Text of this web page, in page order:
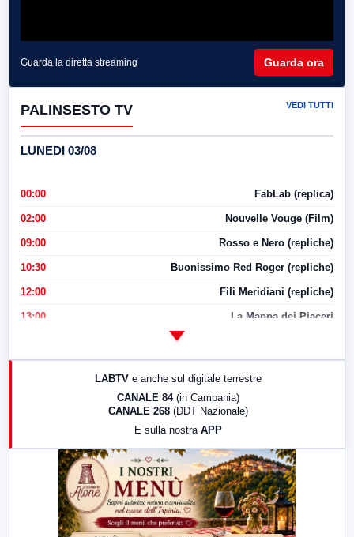
Guarda la diretta streaming Guarda ora
PALINSESTO TV VEDI TUTTI
LUNEDI 03/08
00:00 FabLab (replica)
02:00 Nouvelle Vouge (Film)
09:00 Rosso e Nero (repliche)
10:30 Buonissimo Red Roger (repliche)
12:00 Fili Meridiani (repliche)
13:00 La Mappa dei Piaceri
17:00 LabNews (replica)
LabNews (replica)
LABTV e anche sul digitale terrestre
CANALE 84 (in Campania)
CANALE 268 (DDT Nazionale)
E sulla nostra APP